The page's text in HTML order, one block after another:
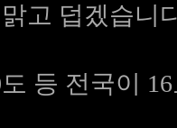
고 덥겠습니
등 전국이